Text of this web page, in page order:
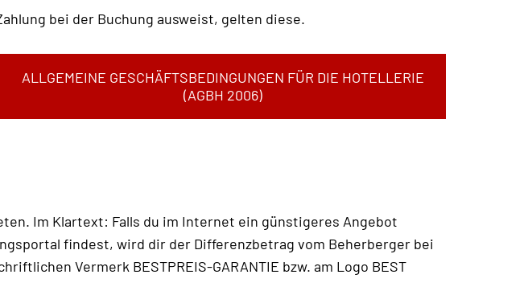
bei der Buchung ausweist, gelten diese.
ALLGEMEINE GESCHÄFTSBEDINGUNGEN FÜR DIE HOTELLERIE
(AGBH 2006)
Im Klartext: Falls du im Internet ein günstigeres Angebot
findest, wird dir der Differenzbetrag vom Beherberger bei
Vermerk BESTPREIS-GARANTIE bzw. am Logo BEST